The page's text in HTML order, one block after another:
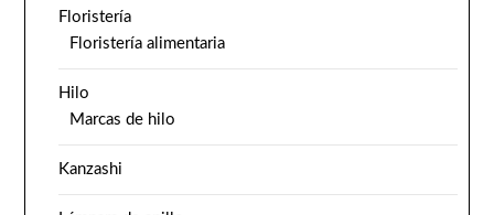
Floristería
Floristería alimentaria
Hilo
Marcas de hilo
Kanzashi